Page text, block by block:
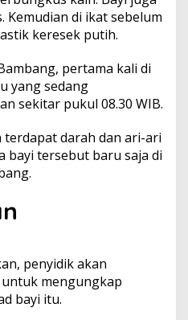
Kemudian di ikat sebelum
keresek putih.
pertama kali di
yang sedang
sekitar pukul 08.30 WIB.
terdapat darah dan ari-ari
bayi tersebut baru saja di
penyidik akan
mengungkap
bayi itu.